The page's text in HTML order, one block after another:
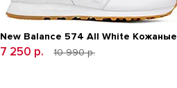
New Balance 574 All White Кожаные
7 250 р. 10 990 р.